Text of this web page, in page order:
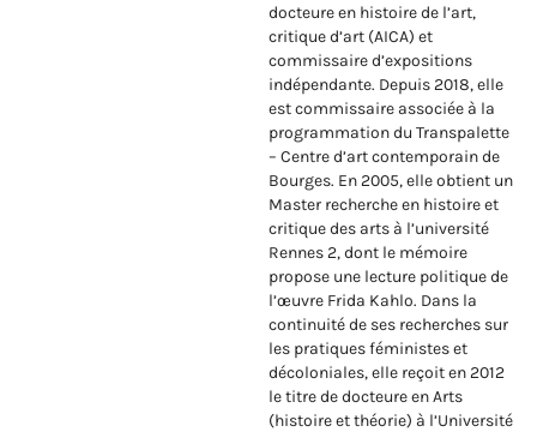
docteure en histoire de l’art,
critique d’art (AICA) et
commissaire d’expositions
indépendante. Depuis 2018, elle
est commissaire associée à la
programmation du Transpalette
– Centre d’art contemporain de
Bourges. En 2005, elle obtient un
Master recherche en histoire et
critique des arts à l’université
Rennes 2, dont le mémoire
propose une lecture politique de
l’œuvre Frida Kahlo. Dans la
continuité de ses recherches sur
les pratiques féministes et
décoloniales, elle reçoit en 2012
le titre de docteure en Arts
(histoire et théorie) à l’Université